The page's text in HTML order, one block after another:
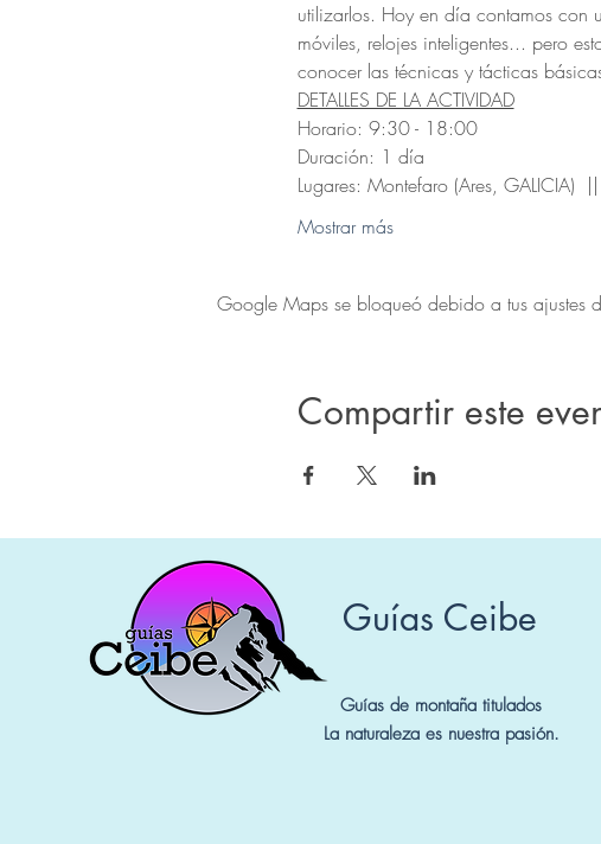
utilizarlos. Hoy en día contamos
móviles, relojes inteligentes... pero
conocer las técnicas y tácticas
DETALLES DE LA ACTIVIDAD
Horario: 9:30 - 18:00
Duración: 1 día
Lugares: Montefaro (Ares, GALICIA)
Mostrar más
Google Maps se bloqueó debido a tus ajustes
Compartir este
Guías Ceibe
Guías de montaña titulados
La naturaleza es nuestra pasión.